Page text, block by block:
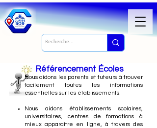
Référencement Écoles
Nousaidons les parents et tuteurs à trouver
facilement toutes les informations
essentielles sur les établissements.
Nous aidons établissements scolaires,
universitaires, centres de formations à
mieux apparaître en ligne, à travers des